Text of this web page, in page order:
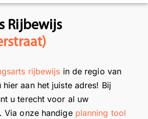
Rijbewijs
rijbewijs in de regio van
hier aan het juiste adres! Bij
u terecht voor al uw
Via onze handige planning tool